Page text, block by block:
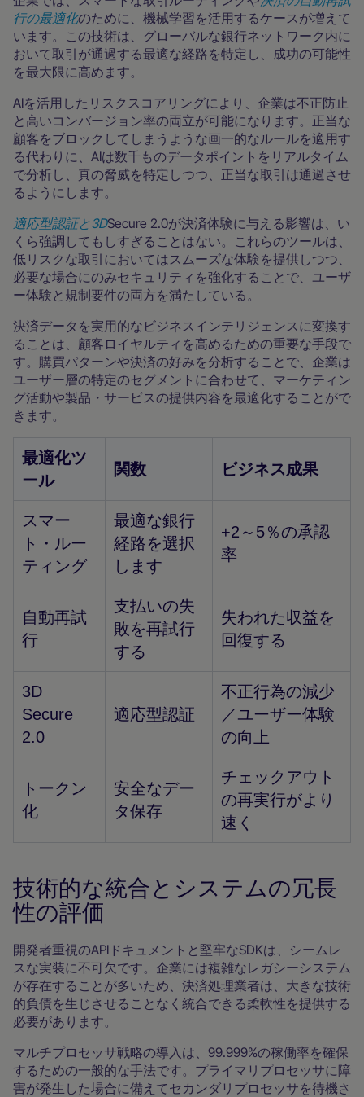
行の最適化のために、機械学習を活用するケースが増えて
います。この技術は、グローバルな銀行ネットワーク内に
おいて取引が通過する最適な経路を特定し、成功の可能性
を最大限に高めます。
AIを活用したリスクスコアリングにより、企業は不正防止
と高いコンバージョン率の両立が可能になります。正当な
顧客をブロックしてしまうような画一的なルールを適用す
る代わりに、AIは数千ものデータポイントをリアルタイム
で分析し、真の脅威を特定しつつ、正当な取引は通過させ
るようにします。
適応型認証と3DSecure 2.0が決済体験に与える影響は、い
くら強調してもしすぎることはない。これらのツールは、
低リスクな取引においてはスムーズな体験を提供しつつ、
必要な場合にのみセキュリティを強化することで、ユーザ
ー体験と規制要件の両方を満たしている。
決済データを実用的なビジネスインテリジェンスに変換す
ることは、顧客ロイヤルティを高めるための重要な手段で
す。購買パターンや決済の好みを分析することで、企業は
ユーザー層の特定のセグメントに合わせて、マーケティン
グ活動や製品・サービスの提供内容を最適化することがで
きます。
最適化ツ
ール
関数 ビジネス成果
スマー
ト・ルー
ティング
最適な銀行
経路を選択
します
+2～5％の承認
率
自動再試
行
支払いの失
敗を再試行
する
失われた収益を
回復する
3D
Secure
2.0
適応型認証
不正行為の減少
／ユーザー体験
の向上
トークン
化
安全なデー
タ保存
チェックアウト
の再実行がより
速く
技術的な統合とシステムの冗長
性の評価
開発者重視のAPIドキュメントと堅牢なSDKは、シームレ
スな実装に不可欠です。企業には複雑なレガシーシステム
が存在することが多いため、決済処理業者は、大きな技術
的負債を生じさせることなく統合できる柔軟性を提供する
必要があります。
マルチプロセッサ戦略の導入は、99.999%の稼働率を確保
するための一般的な手法です。プライマリプロセッサに障
害が発生した場合に備えてセカンダリプロセッサを待機さ